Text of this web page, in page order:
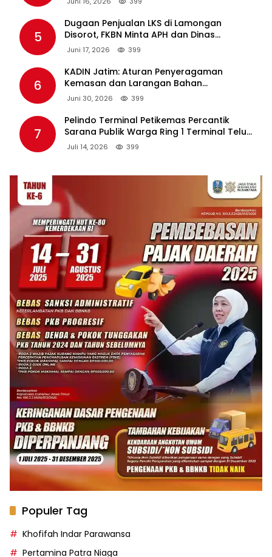
5
Dugaan Penjualan LKS di Lamongan
Disorot, FKBN Minta APH dan Dinas
Pendidikan Bertindak Tegas.
Juni 17, 2026 399
6
KADIN Jatim: Aturan Penyeragaman
Kemasan dan Larangan Bahan
Tambahan Berpotensi Ganggu Industri
Juni 30, 2026 399
7
Pelindo Terminal Petikemas Percantik
Sarana Publik Warga Ring 1 Terminal Teluk
Lamong Lewat Program TJSL
Juli 14, 2026 399
Populer Tag
Khofifah Indar Parawansa
Pertamina Patra Niaga